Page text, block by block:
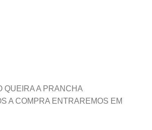
QUEIRA A PRANCHA
A COMPRA ENTRAREMOS EM